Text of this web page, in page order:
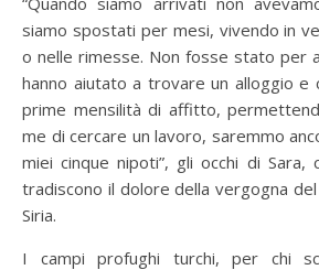
siamo spostati per mesi, vivendo in
o nelle rimesse. Non fosse stato per
hanno aiutato a trovare un alloggio e
prime mensilità di affitto,
me di cercare un lavoro, saremmo
miei cinque nipoti”, gli occhi di Sara,
tradiscono il dolore della vergogna
Siria.
I campi profughi turchi, per chi